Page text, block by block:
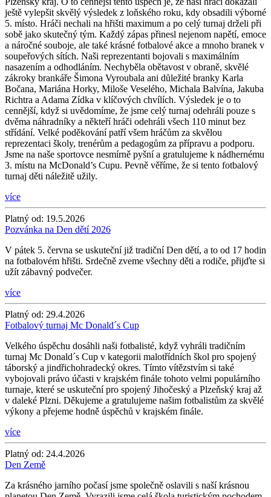
ještě vylepšit skvělý výsledek z loňského roku, kdy obsadili výborné
5. místo. Hráči nechali na hřišti maximum a po celý turnaj drželi při
sobě jako skutečný tým. Každý zápas přinesl nejenom napětí, emoce
a náročné souboje, ale také krásné fotbalové akce a mnoho branek v
soupeřových sítích. Naši reprezentanti bojovali s maximálním
nasazením a odhodláním. Nechyběla obětavost v obraně, skvělé
zákroky brankáře Šimona Vyroubala ani důležité branky Karla
Bočana, Mariána Horky, Miloše Veselého, Michala Balvína, Jakuba
Richtra a Adama Zídka v klíčových chvílích. Výsledek je o to
cennější, když si uvědomíme, že jsme celý turnaj odehráli pouze s
dvěma náhradníky a někteří hráči odehráli všech 110 minut bez
střídání. Velké poděkování patří všem hráčům za skvělou
reprezentaci školy, trenérům a pedagogům za přípravu a podporu.
Jsme na naše sportovce nesmírně pyšní a gratulujeme k nádhernému
3. místu na McDonald’s Cupu. Pevně věříme, že si tento fotbalový
turnaj děti náležitě užily.
více
Platný od: 19.5.2026
Pozvánka na Den dětí 2026
V pátek 5. června se uskuteční již tradiční Den dětí, a to od 17 hodin
na fotbalovém hřišti. Srdečně zveme všechny děti a rodiče, přijďte si
užít zábavný podvečer.
více
Platný od: 29.4.2026
Fotbalový turnaj Mc Donald´s Cup
Velkého úspěchu dosáhli naši fotbalisté, když vyhráli tradičním
turnaj Mc Donald´s Cup v kategorii malotřídních škol pro spojený
táborský a jindřichohradecký okres. Tímto vítězstvím si také
vybojovali právo účasti v krajském finále tohoto velmi populárního
turnaje, které se uskuteční pro spojený Jihočeský a Plzeňský kraj až
v daleké Plzni. Děkujeme a gratulujeme našim fotbalistům za skvělé
výkony a přejeme hodně úspěchů v krajském finále.
více
Platný od: 24.4.2026
Den Země
Za krásného jarního počasí jsme společně oslavili s naší krásnou